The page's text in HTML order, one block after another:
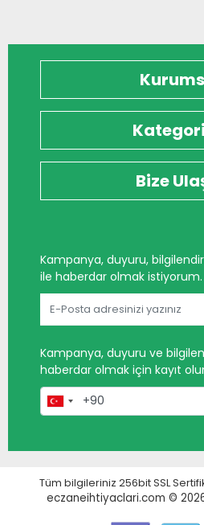
Bize
Kampanya, duyuru,
ile haberdar olmak istiyorum.
Kampanya, duyuru ve
haberdar olmak için kayıt
Tüm bilgileriniz 256bit SSL
eczaneihtiyaclari.com ©